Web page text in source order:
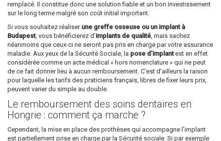
remplacé. Il constitue donc une solution fiable et un bon investissement
sur le long terme malgré son coût initial important.
Si vous souhaitez réaliser une greffe osseuse ou un implant à
Budapest, vous bénéficierez d’implants de qualité, mais sachez
néanmoins que ceux-ci ne seront pas pris en charge par votre assurance
maladie. Aux yeux de la Sécurité Sociale, la pose d’implantest en effet
considérée comme un acte médical « hors nomenclature » qui ne peut
de ce fait donner lieu à aucun remboursement. C’est d’ailleurs la raison
pour laquelle les tarifs des praticiens français, libres de fixer leurs prix,
peuvent varier du simple au double.
Le remboursement des soins dentaires en
Hongrie : comment ça marche ?
Cependant, la mise en place des prothèses qui accompagne l’implant
est partiellement prise en charge par la Sécurité sociale. Si par exemple